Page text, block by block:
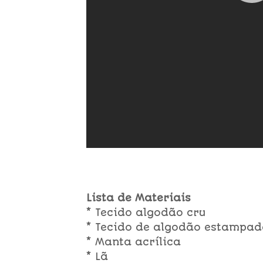
Lista de Materiais
* Tecido algodão cru
* Tecido de algodão
* Manta acrílica
* Lã